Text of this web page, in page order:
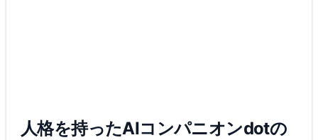
人格を持ったAIコンパニオンdotの